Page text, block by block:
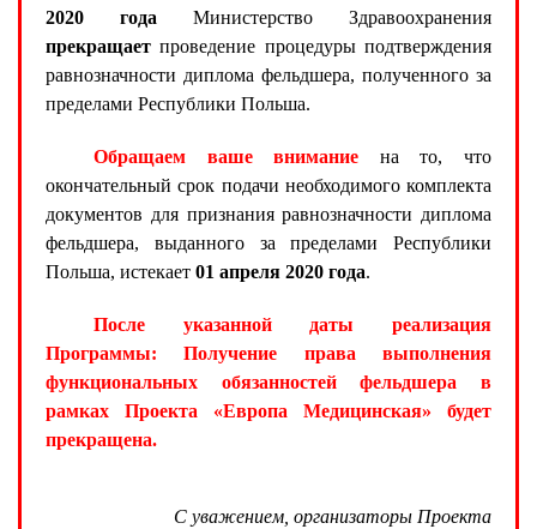
2020 года Министерство Здравоохранения
прекращает проведение процедуры подтверждения
равнозначности диплома фельдшера, полученного за
пределами Республики Польша.
Обращаем ваше внимание на то, что
окончательный срок подачи необходимого комплекта
документов для признания равнозначности диплома
фельдшера, выданного за пределами Республики
Польша, истекает 01 апреля 2020 года.
После указанной даты реализация
Программы: Получение права выполнения
функциональных обязанностей фельдшера в
рамках Проекта «Европа Медицинская» будет
прекращена.
С уважением, организаторы Проекта